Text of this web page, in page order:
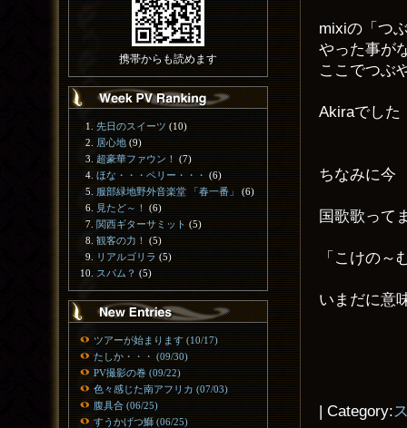
mixiの「つ
やった事が
ここでつぶ
Akiraでした
ちなみに今
国歌歌って
「こけの～
いまだに意
| Category:
携帯からも読めます
先日のスイーツ (10)
居心地 (9)
超豪華ファウン！
(7)
ほな・・・ペリー・・・ (6)
服部緑地野外音楽堂 「春一番」
(6)
見たど～！
(6)
関西ギターサミット (5)
観客の力！
(5)
リアルゴリラ (5)
スパム？ (5)
ツアーが始まります (10/17)
たしか・・・ (09/30)
PV撮影の巻 (09/22)
色々感じた南アフリカ (07/03)
腹具合 (06/25)
すうかげつ鰤 (06/25)